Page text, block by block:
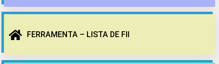
FERRAMENTA – LISTA DE FII